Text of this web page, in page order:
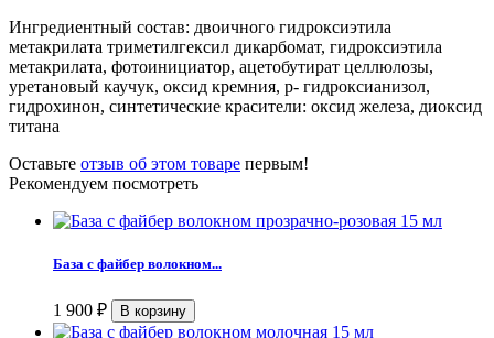
Ингредиентный состав: двоичного гидроксиэтила
метакрилата триметилгексил дикарбомат, гидроксиэтила
метакрилата, фотоинициатор, ацетобутират целлюлозы,
уретановый каучук, оксид кремния, р- гидроксианизол,
гидрохинон, синтетические красители: оксид железа, диоксид
титана
Оставьте отзыв об этом товаре первым!
Рекомендуем посмотреть
База с файбер волокном...
1 900 ₽